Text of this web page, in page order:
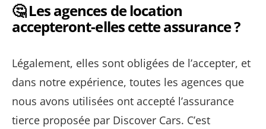
🤔 Les agences de location
accepteront-elles cette assurance ?
Légalement, elles sont obligées de l’accepter, et
dans notre expérience, toutes les agences que
nous avons utilisées ont accepté l’assurance
tierce proposée par Discover Cars. C’est